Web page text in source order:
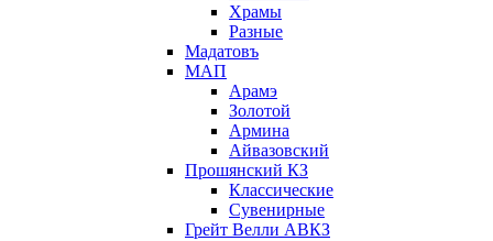
Храмы
Разные
Мадатовъ
МАП
Арамэ
Золотой
Армина
Айвазовский
Прошянский КЗ
Классические
Сувенирные
Грейт Велли АВКЗ